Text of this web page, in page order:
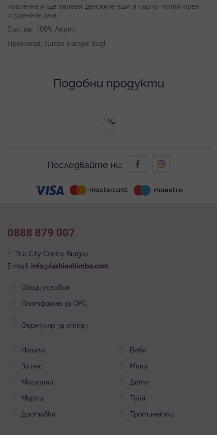
тоалетна и ще запази детските уши и гърло топли през
студените дни.
Състав: 100% Акрил
Произход: Guess Europe Sagl.
Подобни продукти
Последвайте ни:
0888 879 007
Tria City Centre Burgas
E-mail: info@fashionbimbo.com
Бебе
Мини
Дете
Тийн
Тротинетки
Начало
За нас
Магазини
Марки
Доставка
Общи условия
Платформа за ОРС
Формуляр за отказ